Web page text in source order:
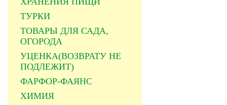
ТУРКИ
ТОВАРЫ ДЛЯ САДА,
ОГОРОДА
УЦЕНКА(ВОЗВРАТУ НЕ
ПОДЛЕЖИТ)
ФАРФОР-ФАЯНС
ХИМИЯ